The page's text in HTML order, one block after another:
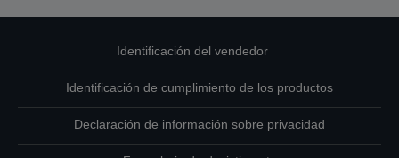
Identificación del vendedor
Identificación de cumplimiento de los productos
Declaración de información sobre privacidad